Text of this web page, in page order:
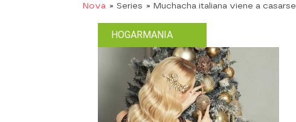
Nova » Series » Muchacha italiana viene a casarse
HOGARMANIA